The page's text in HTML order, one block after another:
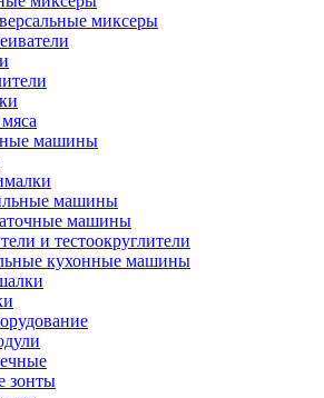
миксеры
машины
машины
машины
и тестоокруглители
кухонные машины
зонты